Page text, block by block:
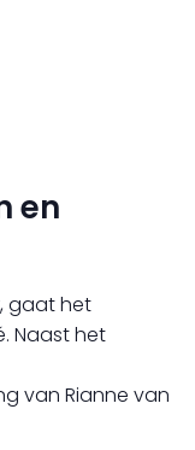
en
gaat het
Naast het
van Rianne van